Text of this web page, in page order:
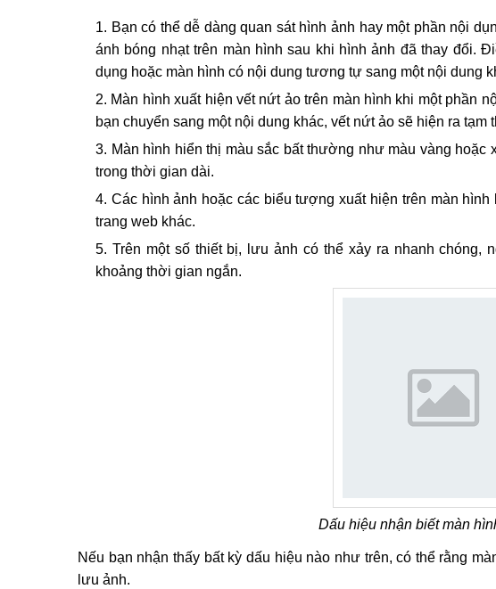
Bạn có thể dễ dàng quan sát hình ảnh hay một phần nội
ánh bóng nhạt trên màn hình sau khi hình ảnh đã thay đổi.
dụng hoặc màn hình có nội dung tương tự sang một nội dung
Màn hình xuất hiện vết nứt ảo trên màn hình khi một phần
bạn chuyển sang một nội dung khác, vết nứt ảo sẽ hiện ra tạm
Màn hình hiển thị màu sắc bất thường như màu vàng
trong thời gian dài.
Các hình ảnh hoặc các biểu tượng xuất hiện trên màn
trang web khác.
Trên một số thiết bị, lưu ảnh có thể xảy ra nhanh chóng,
khoảng thời gian ngắn.
Dấu hiệu nhận biết màn
Nếu bạn nhận thấy bất kỳ dấu hiệu nào như trên, có thể rằng
lưu ảnh.